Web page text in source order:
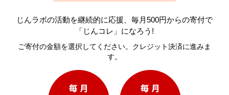
じんラボの活動を継続的に応援、毎月500円からの寄付で
「じんコレ」になろう!
ご寄付の金額を選択してください。クレジット決済に進みま
す。